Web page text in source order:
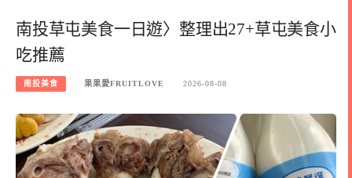
南投草屯美食一日遊〉整理出27+草屯美食小
吃推薦
南投美食 果果愛FRUITLOVE 2026-08-08